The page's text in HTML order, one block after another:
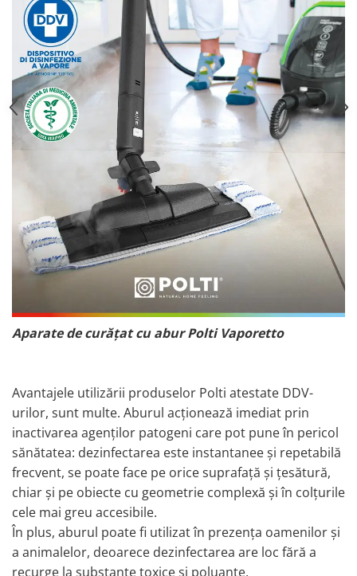
Aparate de curățat cu abur Polti Vaporetto
Avantajele utilizării produselor Polti atestate DDV-
urilor, sunt multe. Aburul acționează imediat prin
inactivarea agenților patogeni care pot pune în pericol
sănătatea: dezinfectarea este instantanee și repetabilă
frecvent, se poate face pe orice suprafață și țesătură,
chiar și pe obiecte cu geometrie complexă și în colțurile
cele mai greu accesibile.
În plus, aburul poate fi utilizat în prezența oamenilor și
a animalelor, deoarece dezinfectarea are loc fără a
recurge la substanțe toxice și poluante.